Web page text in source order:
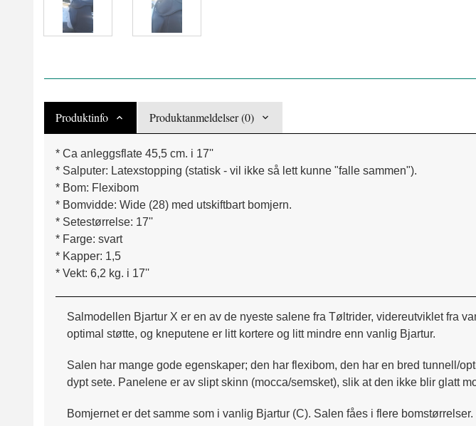
Produktinfo Produktanmeldelser (0)
* Ca anleggsflate 45,5 cm. i 17''
* Salputer: Latexstopping (statisk - vil ikke så lett kunne "falle sammen").
* Bom: Flexibom
* Bomvidde: Wide (28) med utskiftbart bomjern.
* Setestørrelse: 17''
* Farge: svart
* Kapper: 1,5
* Vekt: 6,2 kg. i 17''
Salmodellen Bjartur X er en av de nyeste salene fra Tøltrider, videreutviklet fra
optimal støtte, og kneputene er litt kortere og litt mindre enn vanlig Bjartur.
Salen har mange gode egenskaper; den har flexibom, den har en bred tunnell/
dypt sete. Panelene er av slipt skinn (mocca/semsket), slik at den ikke blir glatt
Bomjernet er det samme som i vanlig Bjartur (C). Salen fåes i flere bomstørrelser.